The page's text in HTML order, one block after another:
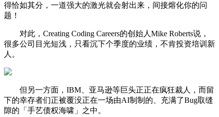
得恰如其分，一道强大的激光就会射出来，间接熔化你的问
题！
对此，Creating Coding Careers的创始人Mike Roberts说，
很多公司目光短浅，只看沉下个季度的业绩，不肯投资培训新
人。
但另一方面，IBM、亚马逊等巨头正正在疯狂裁人，而留
下的幸存者们正被覆没正在一场由AI制制的、充满了Bug取缝
隙的「手艺债权海啸」之中。